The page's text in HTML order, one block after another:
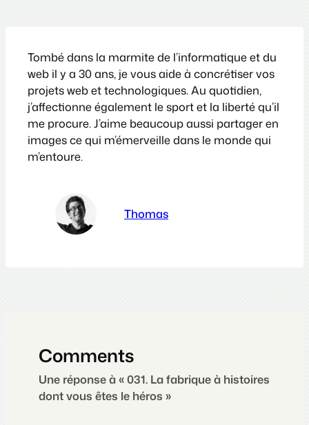
Tombé dans la marmite de l’informatique et du
web il y a 30 ans, je vous aide à concrétiser vos
projets web et technologiques. Au quotidien,
j’affectionne également le sport et la liberté qu’il
me procure. J’aime beaucoup aussi partager en
images ce qui m’émerveille dans le monde qui
m’entoure.
Thomas
Comments
Une réponse à « 031. La fabrique à histoires
dont vous êtes le héros »